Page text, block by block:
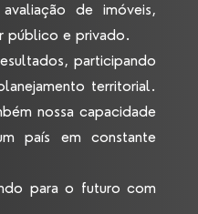
de imóveis,
público e privado.
participando
territorial.
nossa capacidade
país em constante
para o futuro com